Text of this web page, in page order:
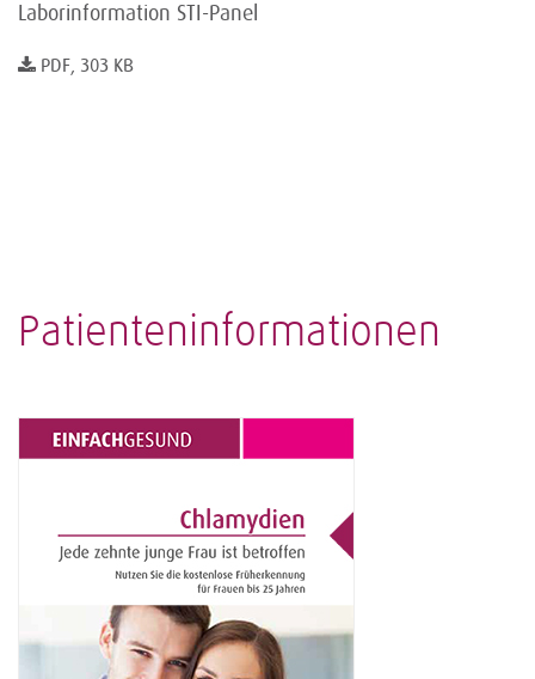
Laborinformation STI-Panel
PDF, 303 KB
Patienteninformationen